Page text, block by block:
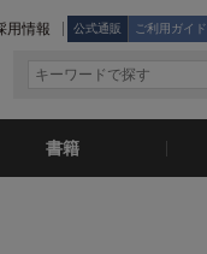
用情報 公式通販 ご利用ガイド
書籍